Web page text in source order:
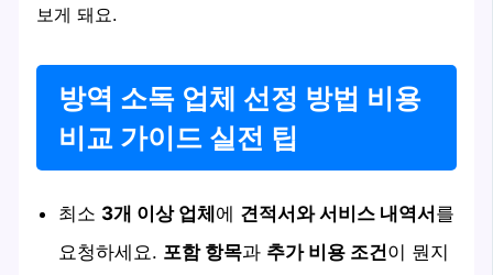
보게 돼요.
방역 소독 업체 선정 방법 비용
비교 가이드 실전 팁
최소 3개 이상 업체 에 견적서와 서비스 내역서 를
요청하세요. 포함 항목과 추가 비용 조건이 뭔지